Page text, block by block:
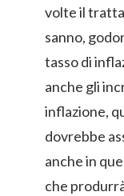
volte il
sanno,
tasso di
anche gli
inflazione,
dovrebbe
anche in
che